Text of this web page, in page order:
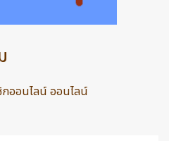
กออนไลน์ ออนไลน์